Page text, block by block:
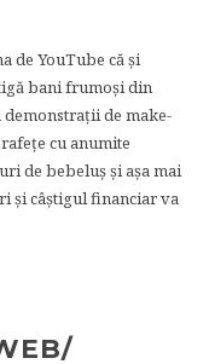
de YouTube că și
bani frumoși din
de make-
cu anumite
de bebeluș și așa mai
și câștigul financiar va